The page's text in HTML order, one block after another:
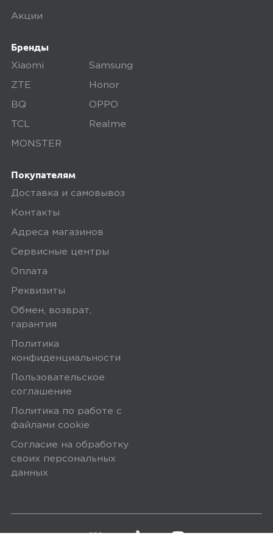
осматриваем технику на внешние
поэтому товар доставляется во вскрытой
упаковке. Исключение составляют
некоторые виды товаров под
Дополнительные вопросы вы можете
Акции
Бренды
Xiaomi Samsung
ZTE Honor
BQ OPPO
TCL Realme
MONSTER
Покупателям
Доставка и самовывоз
Контакты
Адреса магазинов
Сервисные центры
Оплата
Реквизиты
Обмен, возврат,
гарантия
Политика
конфиденциальности
Пользовательское
соглашение
Политика по работе с
файлами сookie
Согласие на обработку
своих персональных
данных